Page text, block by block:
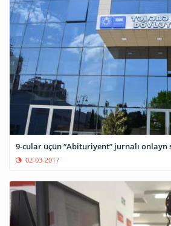
9-cular üçün “Abituriyent” jurnalı
02-03-2017